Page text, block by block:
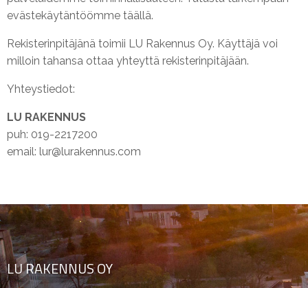
evästekäytäntöömme täällä.
Rekisterinpitäjänä toimii LU Rakennus Oy. Käyttäjä voi
milloin tahansa ottaa yhteyttä rekisterinpitäjään.
Yhteystiedot:
LU RAKENNUS
puh: 019-2217200
email: lur@lurakennus.com
LU RAKENNUS OY